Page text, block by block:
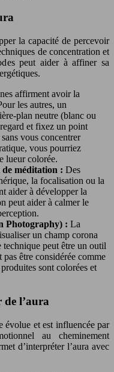
la capacité de percevoir
de concentration et
peut aider à affiner sa
affirment avoir la
les autres, un
plan neutre (blanc ou
et fixez un point
vous concentrer
vous pourriez
lueur colorée.
de méditation : Des
la focalisation ou la
aider à développer la
peut aider à calmer le
Photography) : La
un champ corona
technique peut être un outil
être considérée comme
sont colorées et
l’aura
évolue et est influencée par
au cheminement
d’interpréter l’aura avec